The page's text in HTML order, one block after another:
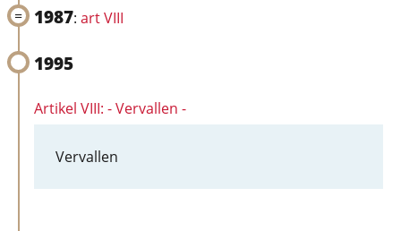
1987: art VIII
1995
Artikel VIII: - Vervallen -
Vervallen